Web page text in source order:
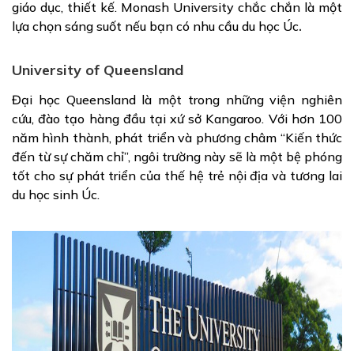
giáo dục, thiết kế. Monash University chắc chắn là một
lựa chọn sáng suốt nếu bạn có nhu cầu du học Úc.
University of Queensland
Đại học Queensland là một trong những viện nghiên
cứu, đào tạo hàng đầu tại xứ sở Kangaroo. Với hơn 100
năm hình thành, phát triển và phương châm “Kiến thức
đến từ sự chăm chỉ”, ngôi trường này sẽ là một bệ phóng
tốt cho sự phát triển của thế hệ trẻ nội địa và tương lai
du học sinh Úc.